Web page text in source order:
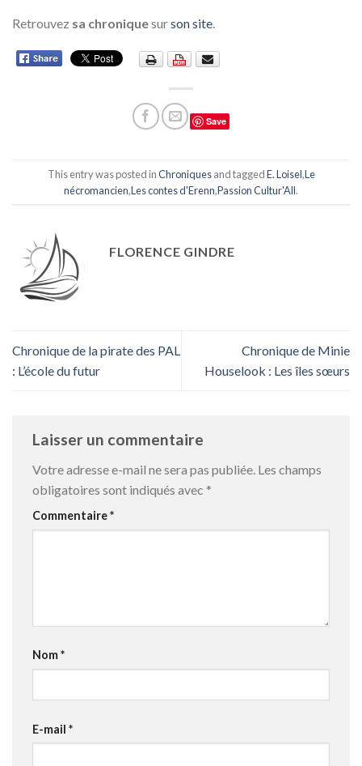
Retrouvez sa chroniquesurson site.
Save
This entry was posted inChroniquesand taggedE. Loisel,Le
nécromancien,Les contes d'Erenn,Passion Cultur'All.
FLORENCE GINDRE
Chronique de la pirate des PAL
: L’école du futur
Chronique de Minie
Houselook : Les îles sœurs
Laisser un commentaire
Votre adresse e-mail ne sera pas publiée. Les champs
obligatoires sont indiqués avec *
Commentaire*
Nom*
E-mail *